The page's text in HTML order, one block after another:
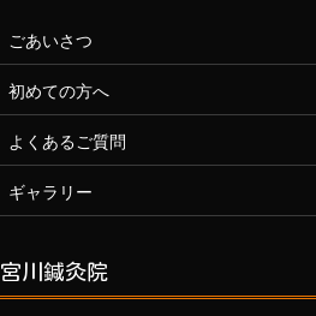
ごあいさつ
初めての方へ
よくあるご質問
ギャラリー
宮川鍼灸院